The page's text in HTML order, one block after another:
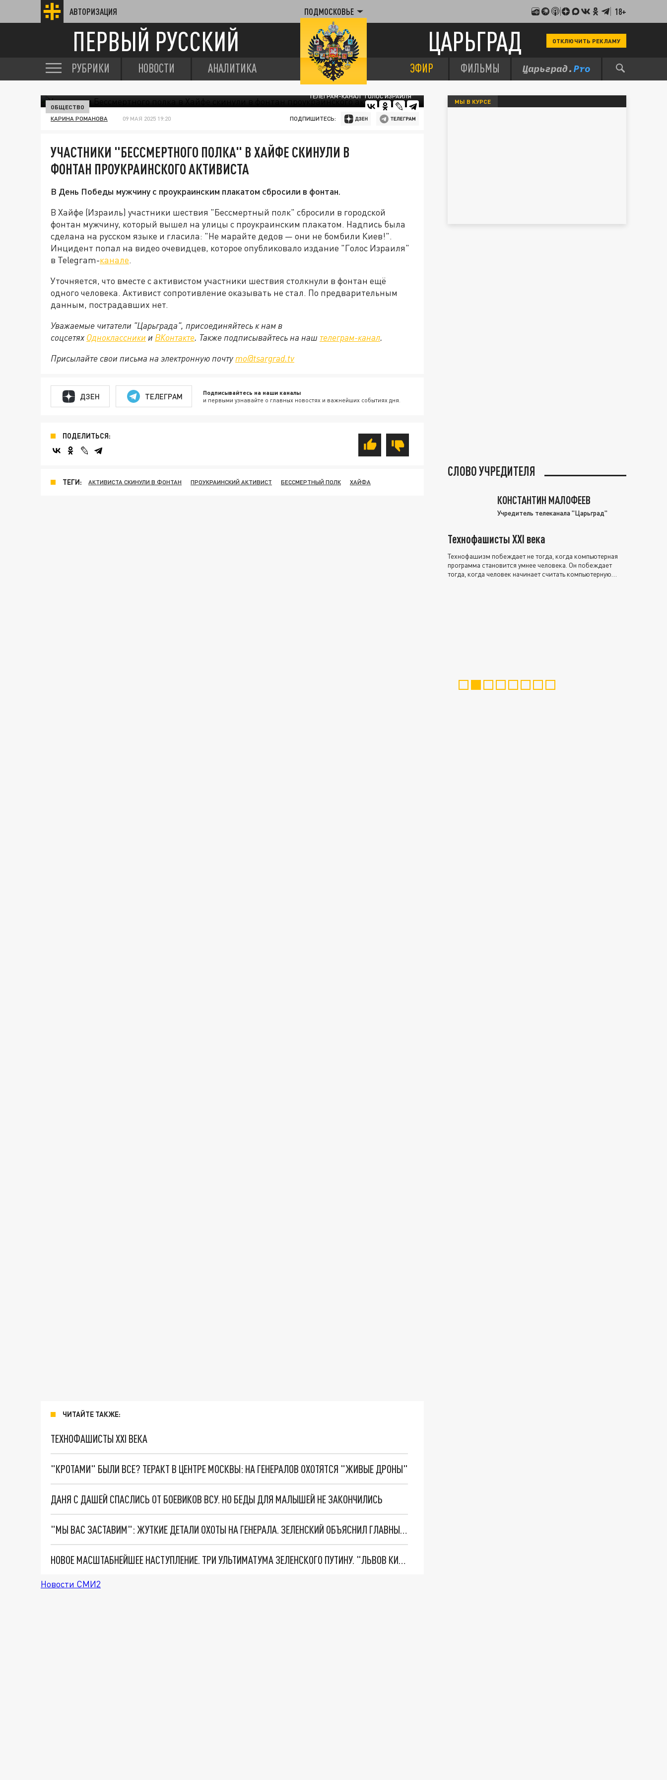
АВТОРИЗАЦИЯ ПОДМОСКОВЬЕ 18+
ПЕРВЫЙ РУССКИЙ ЦАРЬГРАД ОТКЛЮЧИТЬ РЕКЛАМУ
РУБРИКИ НОВОСТИ АНАЛИТИКА ЭФИР ФИЛЬМЫ
ТЕЛЕГРАМ-КАНАЛ "ГОЛОС ИЗРАИЛЯ"
ОБЩЕСТВО
КАРИНА РОМАНОВА 09 МАЯ 2025 19:20 ПОДПИШИТЕСЬ:
УЧАСТНИКИ "БЕССМЕРТНОГО ПОЛКА" В ХАЙФЕ СКИНУЛИ В
ФОНТАН ПРОУКРАИНСКОГО АКТИВИСТА
В День Победы мужчину с проукраинским плакатом сбросили в фонтан.
В Хайфе (Израиль) участники шествия "Бессмертный полк" сбросили в городской
фонтан мужчину, который вышел на улицы с проукраинским плакатом. Надпись была
сделана на русском языке и гласила: "Не марайте дедов — они не бомбили Киев!".
Инцидент попал на видео очевидцев, которое опубликовало издание "Голос Израиля"
в Telegram-канале.
Уточняется, что вместе с активистом участники шествия столкнули в фонтан ещё
одного человека. Активист сопротивление оказывать не стал. По предварительным
данным, пострадавших нет.
Уважаемые читатели "Царьграда", присоединяйтесь к нам в
соцсетях Одноклассники и ВКонтакте. Также подписывайтесь на наш телеграм-канал.
Присылайте свои письма на электронную почту mo@tsargrad.tv
ДЗЕН ТЕЛЕГРАМ Подписывайтесь на наши каналы
и первыми узнавайте о главных новостях и важнейших событиях дня.
ПОДЕЛИТЬСЯ:
ТЕГИ: АКТИВИСТА СКИНУЛИ В ФОНТАН ПРОУКРАИНСКИЙ АКТИВИСТ БЕССМЕРТНЫЙ ПОЛК ХАЙФА
ЧИТАЙТЕ ТАКЖЕ:
ТЕХНОФАШИСТЫ XXI ВЕКА
"КРОТАМИ" БЫЛИ ВСЕ? ТЕРАКТ В ЦЕНТРЕ МОСКВЫ: НА ГЕНЕРАЛОВ ОХОТЯТСЯ "ЖИВЫЕ ДРОНЫ"
ДАНЯ С ДАШЕЙ СПАСЛИСЬ ОТ БОЕВИКОВ ВСУ. НО БЕДЫ ДЛЯ МАЛЫШЕЙ НЕ ЗАКОНЧИЛИСЬ
"МЫ ВАС ЗАСТАВИМ": ЖУТКИЕ ДЕТАЛИ ОХОТЫ НА ГЕНЕРАЛА. ЗЕЛЕНСКИЙ ОБЪЯСНИЛ ГЛАВНЫЙ СМЫСЛ ТЕРАКТА В ЦЕНТРЕ МОСКВЫ
НОВОЕ МАСШТАБНЕЙШЕЕ НАСТУПЛЕНИЕ. ТРИ УЛЬТИМАТУМА ЗЕЛЕНСКОГО ПУТИНУ. "ЛЬВОВ КИМА" ПОСТАВЯТ НА ПВО? ГЛОБАЛЬНЫЙ ПРОРЫВ ПОД ЗАПОРОЖЬЕМ
Новости СМИ2
МЫ В КУРСЕ
СЛОВО УЧРЕДИТЕЛЯ
КОНСТАНТИН МАЛОФЕЕВ
Учредитель телеканала "Царьград"
Технофашисты XXI века
Технофашизм побеждает не тогда, когда компьютерная
программа становится умнее человека. Он побеждает
тогда, когда человек начинает считать компьютерную